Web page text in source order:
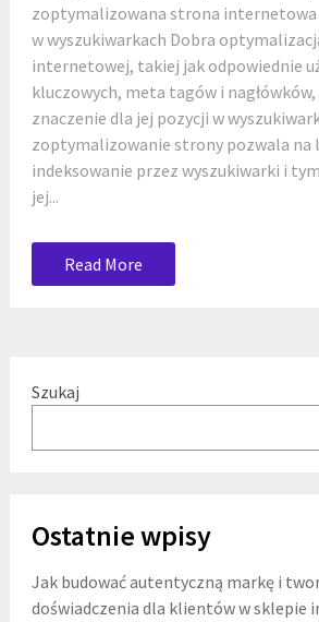
zoptymalizowana strona internetowa
w wyszukiwarkach Dobra
internetowej, takiej jak odpowiednie
kluczowych, meta tagów i
znaczenie dla jej pozycji w
zoptymalizowanie strony pozwala na
indeksowanie przez wyszukiwarki i
jej...
Read More
Szukaj
Ostatnie wpisy
Jak budować autentyczną markę i
doświadczenia dla klientów w sklepie